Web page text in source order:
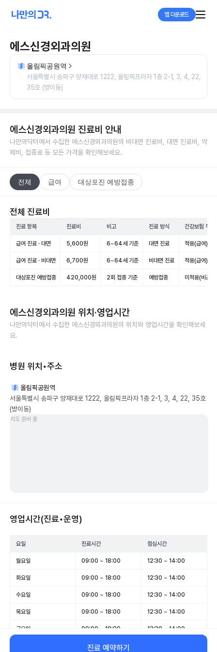
앱 다운로드
에스신경외과의원
올림픽공원역
서울특별시 송파구 양재대로 1222, 올림픽프라자 1층 2-1, 3, 4, 22,
35호 (방이동)
에스신경외과의원 진료비 안내
나만의닥터에서 수집한 에스신경외과의원의 비대면 진료비, 대면 진료비, 약
제비, 접종료 등 모든 가격을 확인해보세요.
전체 급여 대상포진 예방접종
전체 진료비
진료 항목 진료비 비고 진료 방식 건강보험 적용
급여 진료 · 대면 5,600원 6~64세 기준 대면 진료 적용(급여)
급여 진료 · 비대면 6,700원 6~64세 기준 비대면 진료 적용(급여)
대상포진 예방접종 420,000원 2회 접종 기준 예방접종 미적용(비급여)
에스신경외과의원 위치·영업시간
나만의닥터에서 수집한 에스신경외과의원의 위치와 영업시간을 확인해보세
요.
병원 위치•주소
올림픽공원역
서울특별시 송파구 양재대로 1222, 올림픽프라자 1층 2-1, 3, 4, 22, 35호
(방이동)
지도 준비 중
영업시간(진료•운영)
요일 진료시간 점심시간
월요일 09:00 ~ 18:00 12:30 ~ 14:00
화요일 09:00 ~ 18:00 12:30 ~ 14:00
수요일 09:00 ~ 18:00 12:30 ~ 14:00
목요일 09:00 ~ 18:00 12:30 ~ 14:00
금요일 09:00 ~ 18:00 12:30 ~ 14:00
09:00 ~ 14:00
진료 예약하기